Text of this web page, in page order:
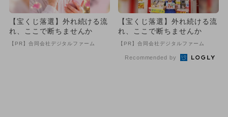
【宝くじ落選】外れ続ける流
れ、ここで断ちませんか
【PR】合同会社デジタルファーム
【宝くじ落選】外れ続ける流
れ、ここで断ちませんか
【PR】合同会社デジタルファーム
Recommended by